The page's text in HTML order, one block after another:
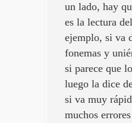
un lado, hay
es la lectura
ejemplo, si va
fonemas y
si parece que
luego la dice
si va muy
muchos